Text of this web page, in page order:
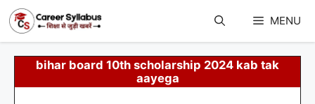
content
MENU
bihar board 10th scholarship 2024 kab tak
aayega